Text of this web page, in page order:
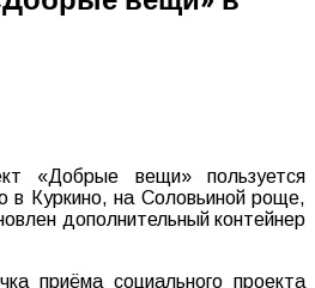
«Добрые вещи» пользуется
в Куркино, на Соловьиной роще,
дополнительный контейнер
приёма социального проекта